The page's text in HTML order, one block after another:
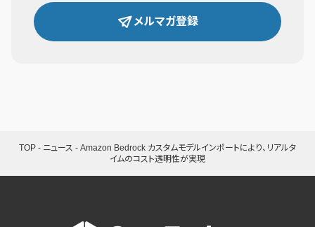
メルマガ登録
TOP - ニュース - Amazon Bedrock カスタムモデルインポートにより、リアルタ
イムのコスト透明性が実現